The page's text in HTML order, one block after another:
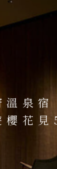
泉宿
櫻花見